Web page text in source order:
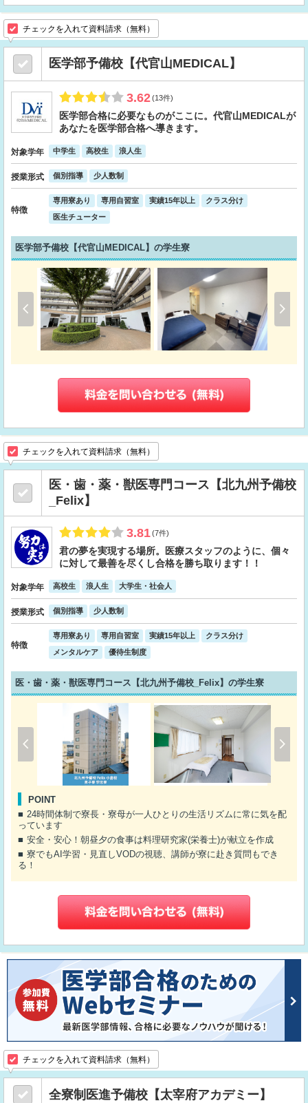
チェックを入れて資料請求（無料）
医学部予備校【代官山MEDICAL】
3.62(13件)
医学部合格に必要なものがここに。代官山MEDICALが
あなたを医学部合格へ導きます。
対象学年 中学生 高校生 浪人生
授業形式 個別指導 少人数制
特徴
専用寮あり 専用自習室 実績15年以上
クラス分け
医生チューター
医学部予備校【代官山MEDICAL】の学生寮
チェックを入れて資料請求（無料）
医・歯・薬・獣医専門コース【北九州予備校
_Felix】
3.81(7件)
君の夢を実現する場所。医療スタッフのように、個々
に対して最善を尽くし合格を勝ち取ります！！
対象学年 高校生 浪人生 大学生・社会人
授業形式 個別指導 少人数制
特徴
専用寮あり 専用自習室 実績15年以上
クラス分け
メンタルケア
優待生制度
医・歯・薬・獣医専門コース【北九州予備校_Felix】の学生寮
POINT
24時間体制で寮長・寮母が一人ひとりの生活リズムに常に気を配
っています
安全・安心！朝昼夕の食事は料理研究家(栄養士)が献立を作成
寮でもAI学習・見直しVODの視聴、講師が寮に赴き質問もでき
る！
チェックを入れて資料請求（無料）
全寮制医進予備校【太宰府アカデミー】